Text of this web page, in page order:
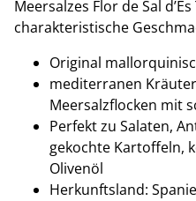
Meersalzes Flor de Sal
charakteristische
Original
mediterranen
Meersalzflocken mit
Perfekt zu Salaten,
gekochte Kartoffeln,
Olivenöl
Herkunftsland: